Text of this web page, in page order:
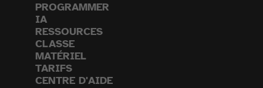
PROGRAMMER
IA
RESSOURCES
CLASSE
MATÉRIEL
TARIFS
CENTRE D'AIDE